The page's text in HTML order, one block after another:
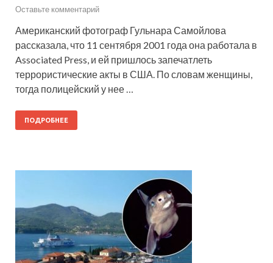
Оставьте комментарий
Американский фотограф Гульнара Самойлова
рассказала, что 11 сентября 2001 года она работала в
Associated Press, и ей пришлось запечатлеть
террористические акты в США. По словам женщины,
тогда полицейский у нее …
ПОДРОБНЕЕ